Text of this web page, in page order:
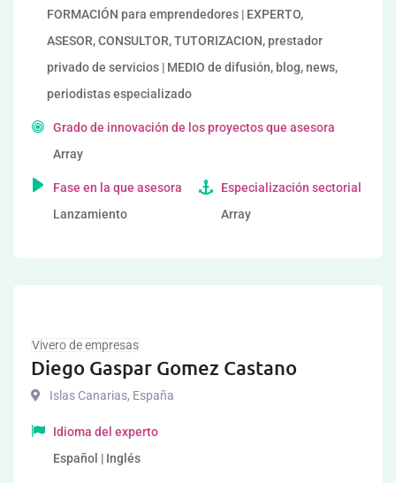
FORMACIÓN para emprendedores | EXPERTO,
ASESOR, CONSULTOR, TUTORIZACION, prestador
privado de servicios | MEDIO de difusión, blog, news,
periodistas especializado
Grado de innovación de los proyectos que asesora
Array
Fase en la que asesora
Lanzamiento
Especialización sectorial
Array
Vivero de empresas
Diego Gaspar Gomez Castano
Islas Canarias, España
Idioma del experto
Español | Inglés